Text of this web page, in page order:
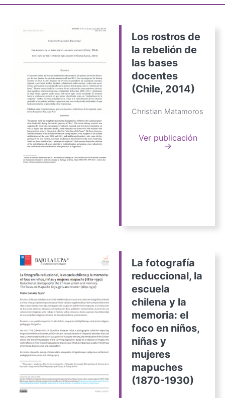
Los rostros de
la rebelión de
las bases
docentes
(Chile, 2014)
Christian Matamoros
Ver publicación
→
La fotografía
reduccional, la
escuela
chilena y la
memoria: el
foco en niños,
niñas y
mujeres
mapuches
(1870-1930)